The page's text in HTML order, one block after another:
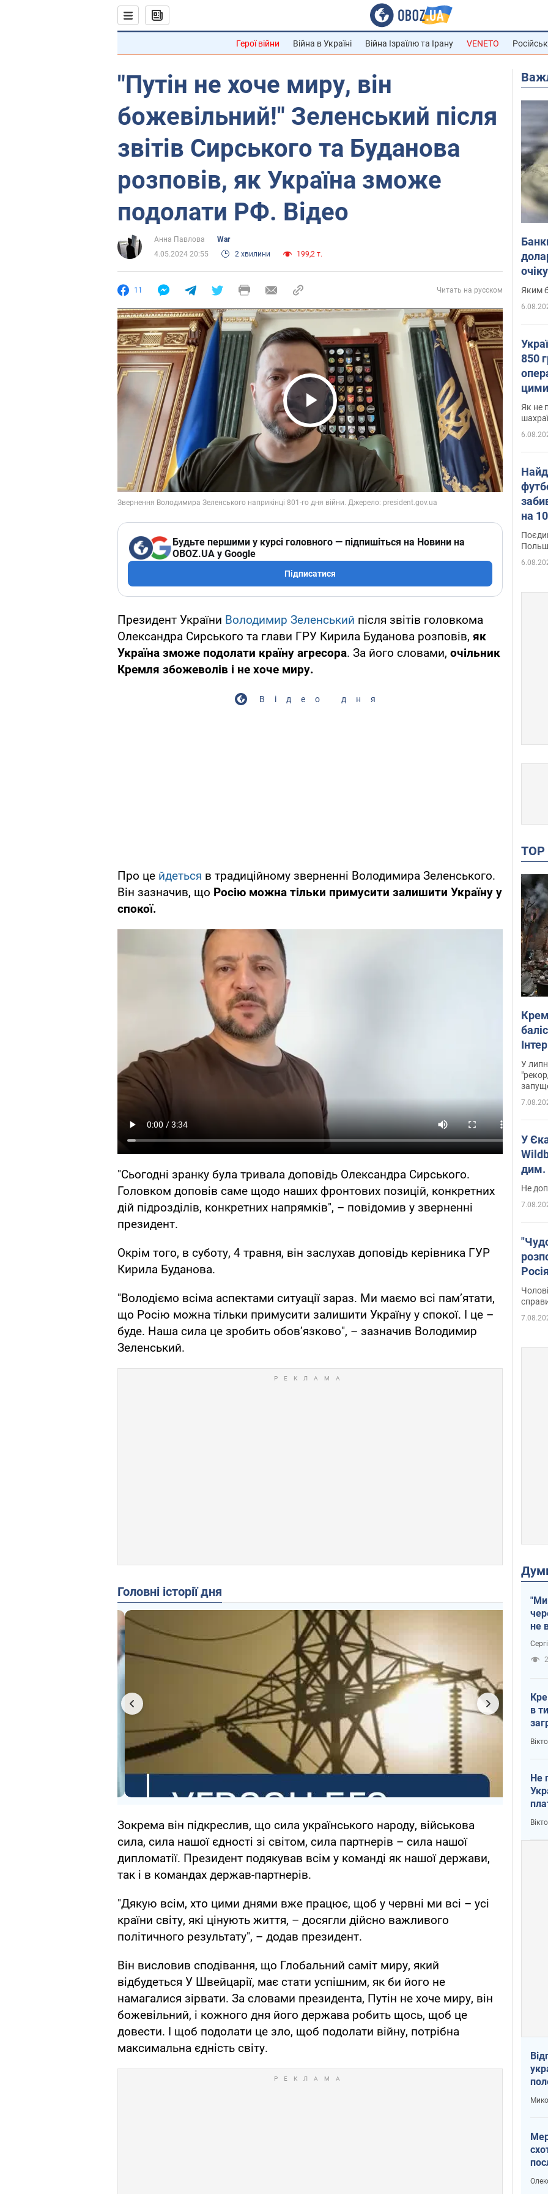
Герої війни Війна в Україні Війна Ізраїлю та Ірану VENETO
"Путін не хоче миру, він
божевільний!" Зеленський після
звітів Сирського та Буданова
розповів, як Україна зможе
подолати РФ. Відео
Анна Павлова
War
4.05.2024 20:55
2 хвилини 199,2 т.
11 Читать на русском
Play Video
Будьте першими у курсі головного — підпишіться на Новини на
OBOZ.UA у Google
Підписатися
Президент України Володимир Зеленський після звітів головкома
Олександра Сирського та глави ГРУ Кирила Буданова розповів, як
Україна зможе подолати країну агресора. За його словами, очільник
Кремля збожеволів і не хоче миру.
Відео дня
Про це йдеться в традиційному зверненні Володимира Зеленського.
Він зазначив, що Росію можна тільки примусити залишити Україну у
спокої.
"Сьогодні зранку була тривала доповідь Олександра Сирського.
Головком доповів саме щодо наших фронтових позицій, конкретних
дій підрозділів, конкретних напрямків", – повідомив у зверненні
президент.
Окрім того, в суботу, 4 травня, він заслухав доповідь керівника ГУР
Кирила Буданова.
"Володіємо всіма аспектами ситуації зараз. Ми маємо всі памʼятати,
що Росію можна тільки примусити залишити Україну у спокої. І це –
буде. Наша сила це зробить обовʼязково", – зазначив Володимир
Зеленський.
Головні історії дня
Зокрема він підкреслив, що сила українського народу, військова
сила, сила нашої єдності зі світом, сила партнерів – сила нашої
дипломатії. Президент подякував всім у команді як нашої держави,
так і в командах держав-партнерів.
"Дякую всім, хто цими днями вже працює, щоб у червні ми всі – усі
країни світу, які цінують життя, – досягли дійсно важливого
політичного результату", – додав президент.
Він висловив сподівання, що Глобальний саміт миру, який
відбудеться У Швейцарії, має стати успішним, як би його не
намагалися зірвати. За словами президента, Путін не хоче миру, він
божевільний, і кожного дня його держава робить щось, щоб це
довести. І щоб подолати це зло, щоб подолати війну, потрібна
максимальна єдність світу.
Яким
850
Як не
на
Відео
У
У
дим.
Не
Фото
"Ми
не
в
Не